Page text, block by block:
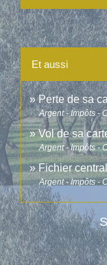
Et aussi
Perte de sa
Argent - Impôts -
Vol de sa
Argent - Impôts -
Fichier
Argent - Impôts -